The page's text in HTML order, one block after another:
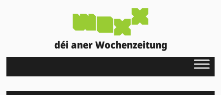
déi aner Wochenzeitung